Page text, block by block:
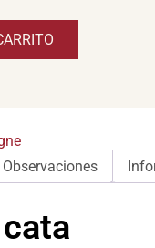
Observaciones